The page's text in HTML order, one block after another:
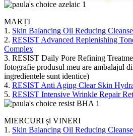
MARȚI
1. Skin Balancing Oil Reducing
2. RESIST Advanced Replenishing
Complex
3. RESIST Daily Pore Refining
fotografie produsul meu are ambalajul
ingredientele sunt identice)
4. RESIST Anti Aging Clear Skin
5. RESIST Intensive Wrinkle Repair
MIERCURI și VINERI
1. Skin Balancing Oil Reducing